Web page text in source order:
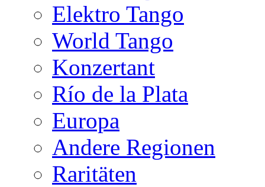
Elektro Tango
World Tango
Konzertant
Río de la Plata
Europa
Andere Regionen
Raritäten